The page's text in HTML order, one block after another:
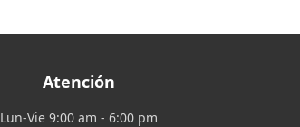
Atención
Lun-Vie 9:00 am - 6:00 pm